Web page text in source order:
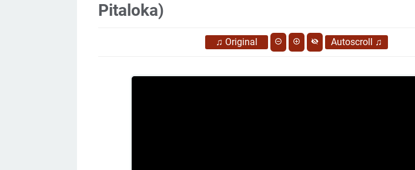
Pitaloka)
♫ Original Autoscroll ♫